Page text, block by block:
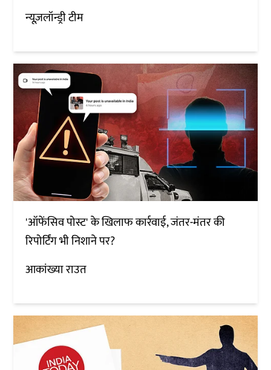
न्यूज़लॉन्ड्री टीम
'ऑफेंसिव पोस्ट' के खिलाफ कार्रवाई, जंतर-मंतर की
रिपोर्टिंग भी निशाने पर?
आकांख्या राउत